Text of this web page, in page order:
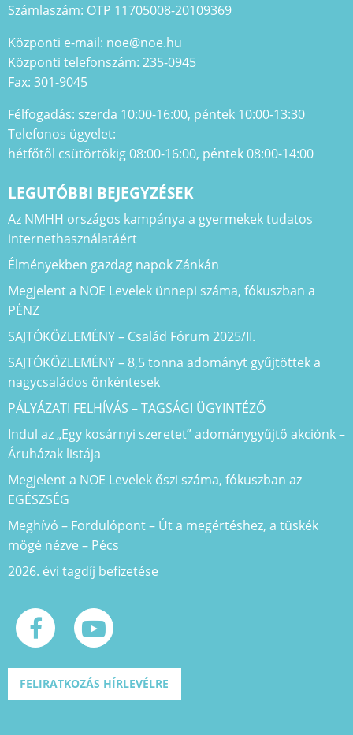
Számlaszám: OTP 11705008-20109369
Központi e-mail: noe@noe.hu
Központi telefonszám: 235-0945
Fax: 301-9045
Félfogadás: szerda 10:00-16:00, péntek 10:00-13:30
Telefonos ügyelet:
hétfőtől csütörtökig 08:00-16:00, péntek 08:00-14:00
LEGUTÓBBI BEJEGYZÉSEK
Az NMHH országos kampánya a gyermekek tudatos
internethasználatáért
Élményekben gazdag napok Zánkán
Megjelent a NOE Levelek ünnepi száma, fókuszban a
PÉNZ
SAJTÓKÖZLEMÉNY – Család Fórum 2025/II.
SAJTÓKÖZLEMÉNY – 8,5 tonna adományt gyűjtöttek a
nagycsaládos önkéntesek
PÁLYÁZATI FELHÍVÁS – TAGSÁGI ÜGYINTÉZŐ
Indul az „Egy kosárnyi szeretet” adománygyűjtő akciónk –
Áruházak listája
Megjelent a NOE Levelek őszi száma, fókuszban az
EGÉSZSÉG
Meghívó – Fordulópont – Út a megértéshez, a tüskék
mögé nézve – Pécs
2026. évi tagdíj befizetése
FELIRATKOZÁS HÍRLEVÉLRE